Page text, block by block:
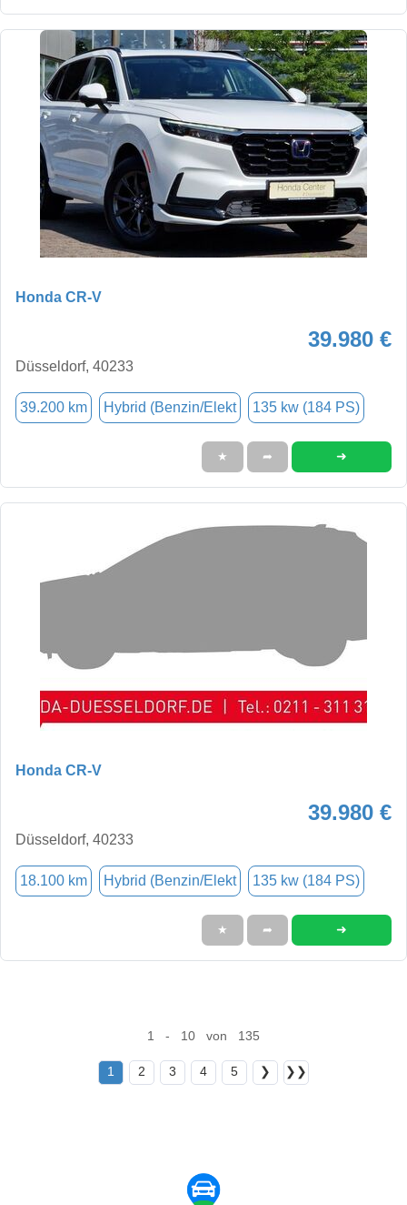
Honda CR-V
39.980 €
Düsseldorf, 40233
39.200 km Hybrid (Benzin/Elekt 135 kw (184 PS)
★ ➦ ➜
Honda CR-V
39.980 €
Düsseldorf, 40233
18.100 km Hybrid (Benzin/Elekt 135 kw (184 PS)
★ ➦ ➜
1 - 10 von 135
1 2 3 4 5 ❯ ❯❯